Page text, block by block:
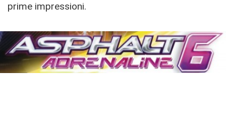
prime impressioni.